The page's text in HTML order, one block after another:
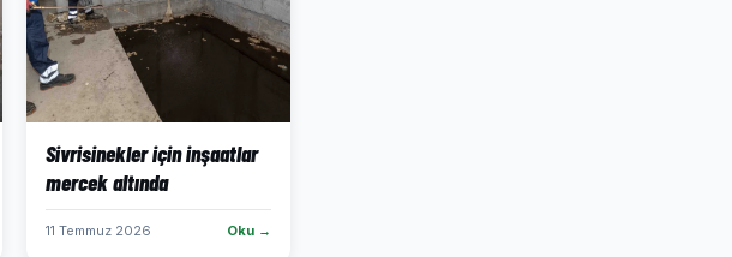
Sivrisinekler için inşaatlar
mercek altında
11 Temmuz 2026 Oku →